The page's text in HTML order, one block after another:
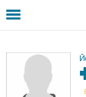
Премини към основното